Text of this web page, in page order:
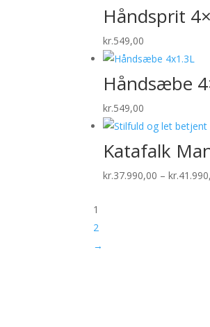
Håndsprit
kr.549,00
Håndsæbe
kr.549,00
Katafalk
kr.37.990,00 – kr.
1
2
→